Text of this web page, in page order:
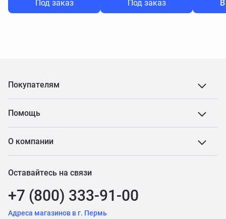
Под заказ Под заказ
Покупателям
Помощь
О компании
Оставайтесь на связи
+7 (800) 333-91-00
Адреса магазинов в г. Пермь